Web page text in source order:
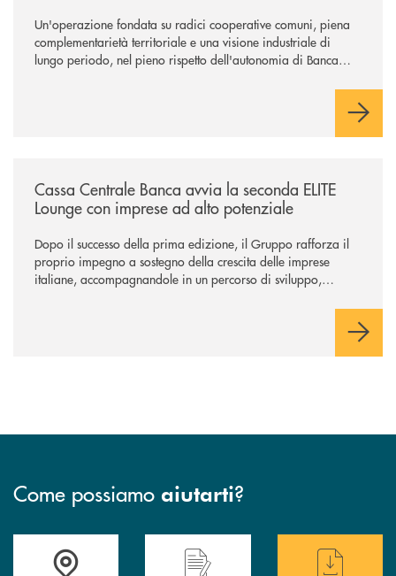
Un'operazione fondata su radici cooperative comuni, piena
complementarietà territoriale e una visione industriale di
lungo periodo, nel pieno rispetto dell'autonomia di Banca
negoziazione esclusiva per la finalizzazione dell’operazione.
Cassa Centrale Banca avvia la seconda ELITE
Lounge con imprese ad alto potenziale
Dopo il successo della prima edizione, il Gruppo rafforza il
proprio impegno a sostegno della crescita delle imprese
italiane, accompagnandole in un percorso di sviluppo,
Come possiamo aiutarti?
Accedi all' elenco completo delle filialiHai bisogno di assistenza immediata ?
Hai bisogno di